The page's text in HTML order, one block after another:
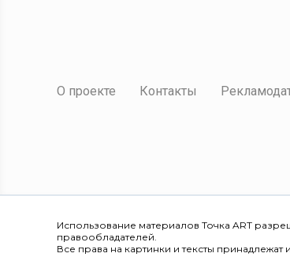
О проекте Контакты
Использование материалов Точка ART
правообладателей.
Все права на картинки и тексты принадлежат